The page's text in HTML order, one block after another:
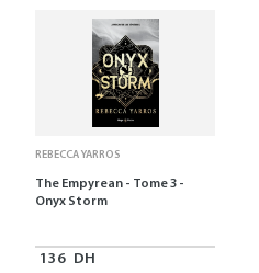
REBECCA YARROS
The Empyrean - Tome 3 -
Onyx Storm
136 DH